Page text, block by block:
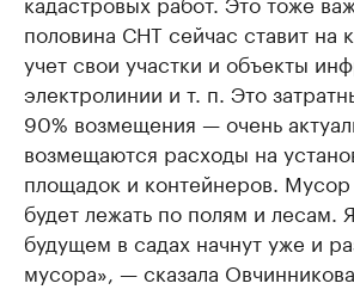
половина СНТ сейчас ставит на
учет свои участки и объекты
электролинии и т. п. Это
90% возмещения — очень
возмещаются расходы на
площадок и контейнеров.
будет лежать по полям и лесам.
будущем в садах начнут уже и
мусора», — сказала